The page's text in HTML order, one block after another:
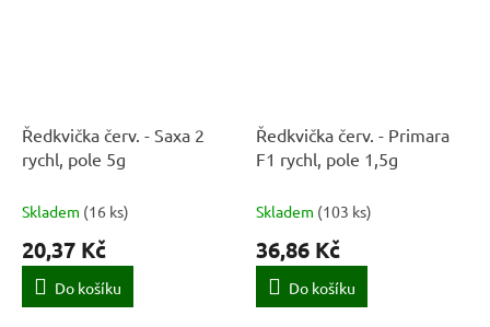
Ředkvička červ. - Saxa 2
rychl, pole 5g
Skladem (16 ks)
20,37 Kč
Do košíku
Ředkvička červ. - Primara
F1 rychl, pole 1,5g
Skladem (103 ks)
36,86 Kč
Do košíku